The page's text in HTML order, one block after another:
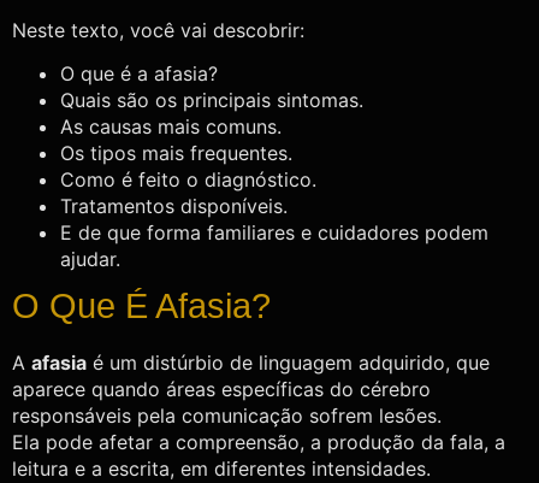
Neste texto, você vai descobrir:
O que é a afasia?
Quais são os principais sintomas.
As causas mais comuns.
Os tipos mais frequentes.
Como é feito o diagnóstico.
Tratamentos disponíveis.
E de que forma familiares e cuidadores podem
ajudar.
O Que É Afasia?
A afasia é um distúrbio de linguagem adquirido, que
aparece quando áreas específicas do cérebro
responsáveis pela comunicação sofrem lesões.
Ela pode afetar a compreensão, a produção da fala, a
leitura e a escrita, em diferentes intensidades.